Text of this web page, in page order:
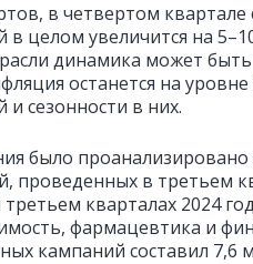
в четвертом квартале
в целом увеличится на
динамика может
останется на
и сезонности в них.
было проанализировано
проведенных в третьем
кварталах 2024
фармацевтика и
кампаний составил 7,6